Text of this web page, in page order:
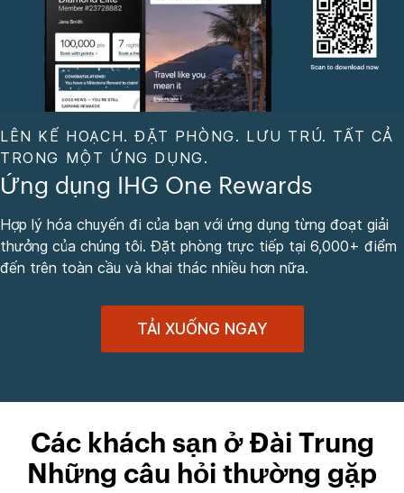
LÊN KẾ HOẠCH. ĐẶT PHÒNG. LƯU TRÚ. TẤT CẢ
TRONG MỘT ỨNG DỤNG.
Ứng dụng IHG One Rewards
Hợp lý hóa chuyến đi của bạn với ứng dụng từng đoạt giải
thưởng của chúng tôi. Đặt phòng trực tiếp tại 6,000+ điểm
đến trên toàn cầu và khai thác nhiều hơn nữa.
TẢI XUỐNG NGAY
Các khách sạn ở Đài Trung
Những câu hỏi thường gặp